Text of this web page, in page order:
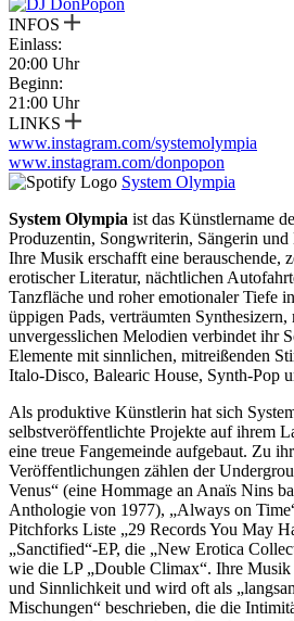
INFOS
Einlass:
20:00 Uhr
Beginn:
21:00 Uhr
LINKS
www.instagram.com/systemolympia
www.instagram.com/donpopon
System Olympia
System Olympia ist das Künstlername
Produzentin, Songwriterin, Sängerin und
Ihre Musik erschafft eine berauschende,
erotischer Literatur, nächtlichen
Tanzfläche und roher emotionaler Tiefe
üppigen Pads, verträumten Synthesizern,
unvergesslichen Melodien verbindet ihr
Elemente mit sinnlichen, mitreißenden
Italo-Disco, Balearic House, Synth-Pop
Als produktive Künstlerin hat sich
selbstveröffentlichte Projekte auf ihrem
eine treue Fangemeinde aufgebaut. Zu
Veröffentlichungen zählen der
Venus“ (eine Hommage an Anaïs Nins
Anthologie von 1977), „Always on
Pitchforks Liste „29 Records You May
„Sanctified“-EP, die „New Erotica
wie die LP „Double Climax“. Ihre
und Sinnlichkeit und wird oft als
Mischungen“ beschrieben, die die